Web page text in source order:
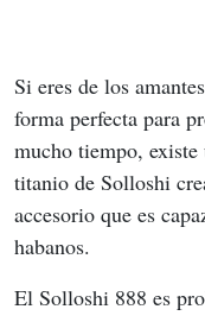
Si eres de los
forma perfecta para
mucho tiempo,
titanio de Solloshi
accesorio que es
habanos.
El Solloshi 888 es